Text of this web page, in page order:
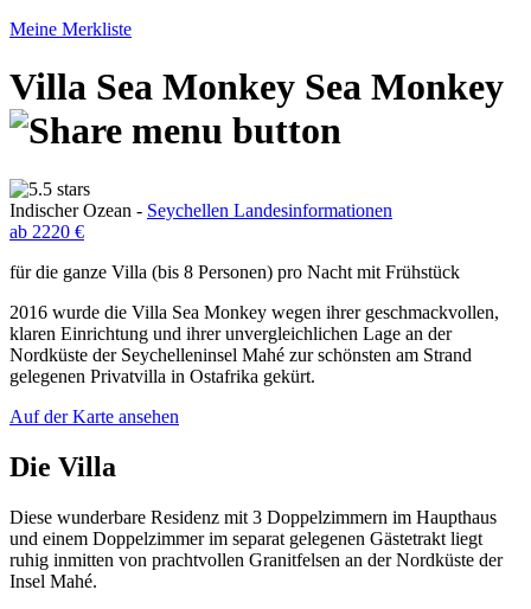
Meine Merkliste
Villa Sea Monkey Sea Monkey
Indischer Ozean - Seychellen Landesinformationen
ab 2220 €
für die ganze Villa (bis 8 Personen) pro Nacht mit Frühstück
2016 wurde die Villa Sea Monkey wegen ihrer geschmackvollen,
klaren Einrichtung und ihrer unvergleichlichen Lage an der
Nordküste der Seychelleninsel Mahé zur schönsten am Strand
gelegenen Privatvilla in Ostafrika gekürt.
Auf der Karte ansehen
Die Villa
Diese wunderbare Residenz mit 3 Doppelzimmern im Haupthaus
und einem Doppelzimmer im separat gelegenen Gästetrakt liegt
ruhig inmitten von prachtvollen Granitfelsen an der Nordküste der
Insel Mahé.